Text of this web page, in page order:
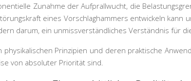
Zunahme der Aufprallwucht, die
eines Vorschlaghammers entwickeln kann
darum, ein unmissverständliches Verständnis für
Prinzipien und deren praktische
von absoluter Priorität sind.